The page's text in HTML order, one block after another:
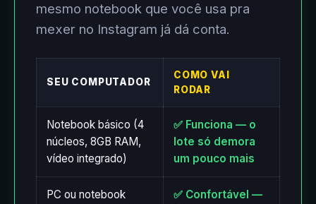
mesmo notebook que você usa pra
mexer no Instagram já dá conta.
SEU COMPUTADOR
COMO VAI
RODAR
Notebook básico (4
núcleos, 8GB RAM,
vídeo integrado)
✅ Funciona — o
lote só demora
um pouco mais
PC ou notebook
✅ Confortável —